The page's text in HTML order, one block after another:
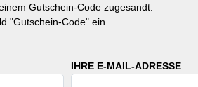
Gutschein-Code zugesandt.
"Gutschein-Code" ein.
IHRE E-MAIL-ADRESSE